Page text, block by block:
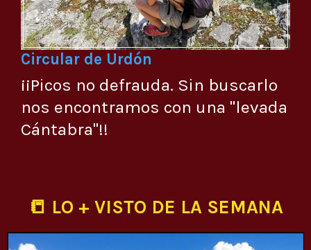
Circular de Urdón
¡¡Picos no defrauda. Sin buscarlo
nos encontramos con una "levada
Cántabra"!!
📒 LO + VISTO DE LA SEMANA